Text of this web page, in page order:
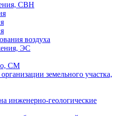
СВН
воздуха
ЭС
СМ
земельного участка,
инженерно-геологические